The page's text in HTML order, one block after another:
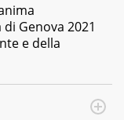
Genova 2021
e della